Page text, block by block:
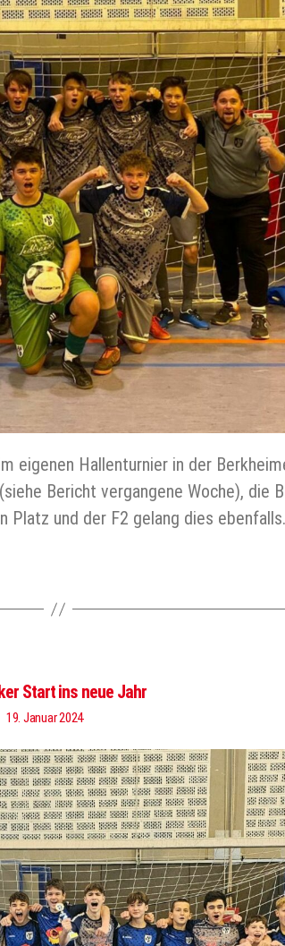
eigenen Hallenturnier in der
Bericht vergangene Woche), die
und der F2 gelang dies
Start ins neue Jahr
19. Januar 2024